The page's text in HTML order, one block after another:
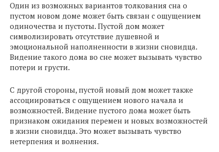
Один из возможных вариантов толкования сна о
пустом новом доме может быть связан с ощущением
одиночества и пустоты. Пустой дом может
символизировать отсутствие душевной и
эмоциональной наполненности в жизни сновидца.
Видение такого дома во сне может вызывать чувство
потери и грусти.
С другой стороны, пустой новый дом может также
ассоциироваться с ощущением нового начала и
возможностей. Видение пустого дома может быть
признаком ожидания перемен и новых возможностей
в жизни сновидца. Это может вызывать чувство
нетерпения и волнения.